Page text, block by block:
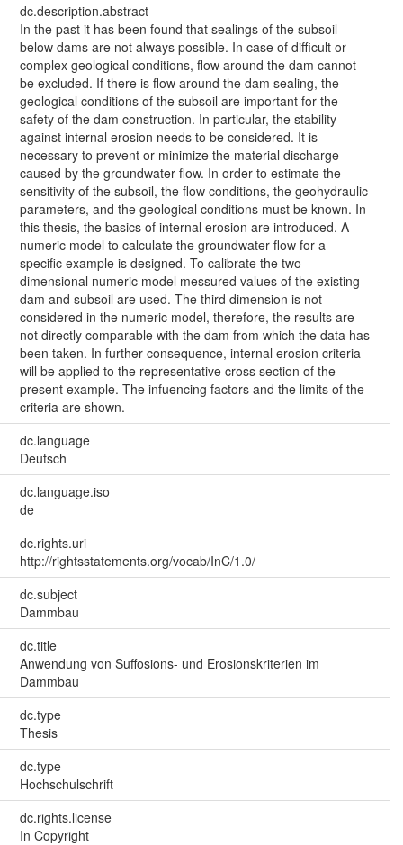
dc.description.abstract
In the past it has been found that sealings of the subsoil
below dams are not always possible. In case of difficult or
complex geological conditions, flow around the dam cannot
be excluded. If there is flow around the dam sealing, the
geological conditions of the subsoil are important for the
safety of the dam construction. In particular, the stability
against internal erosion needs to be considered. It is
necessary to prevent or minimize the material discharge
caused by the groundwater flow. In order to estimate the
sensitivity of the subsoil, the flow conditions, the geohydraulic
parameters, and the geological conditions must be known. In
this thesis, the basics of internal erosion are introduced. A
numeric model to calculate the groundwater flow for a
specific example is designed. To calibrate the two-
dimensional numeric model messured values of the existing
dam and subsoil are used. The third dimension is not
considered in the numeric model, therefore, the results are
not directly comparable with the dam from which the data has
been taken. In further consequence, internal erosion criteria
will be applied to the representative cross section of the
present example. The infuencing factors and the limits of the
criteria are shown.
dc.language
Deutsch
dc.language.iso
de
dc.rights.uri
http://rightsstatements.org/vocab/InC/1.0/
dc.subject
Dammbau
dc.title
Anwendung von Suffosions- und Erosionskriterien im
Dammbau
dc.type
Thesis
dc.type
Hochschulschrift
dc.rights.license
In Copyright